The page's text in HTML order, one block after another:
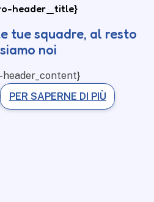
header_title}
tue squadre, al resto
noi
PER SAPERNE DI PIÙ